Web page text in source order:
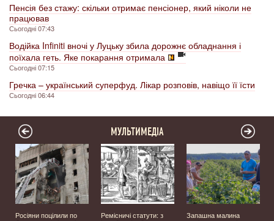
Пенсія без стажу: скільки отримає пенсіонер, який ніколи не
працював
Сьогодні 07:43
Водійка Infiniti вночі у Луцьку збила дорожнє обладнання і
поїхала геть. Яке покарання отримала
Сьогодні 07:15
Гречка – український суперфуд. Лікар розповів, навіщо її їсти
Сьогодні 06:44
МУЛЬТИМЕДІА
Росіяни поцілили по
Ремісничі статути: з
Запашна малина